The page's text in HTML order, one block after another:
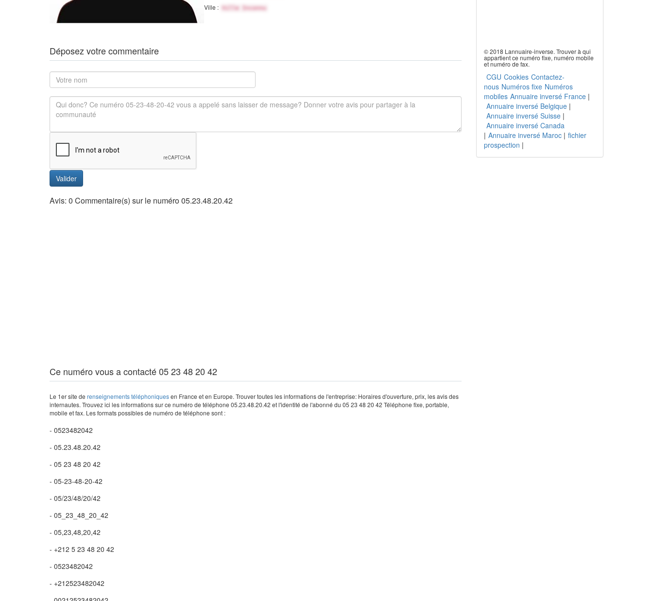
Ville : Ville Inconnu
Déposez votre commentaire
Valider
Avis: 0 Commentaire(s) sur le numéro 05.23.48.20.42
Ce numéro vous a contacté 05 23 48 20 42
Le 1er site de renseignements téléphoniquesen France et en Europe. Trouver toutes les informations de l'entreprise: Horaires d'ouverture, prix, les avis des
internautes. Trouvez ici les informations sur ce numéro de téléphone 05.23.48.20.42 et l'identité de l'abonné du 05 23 48 20 42 Téléphone fixe, portable,
mobile et fax. Les formats possibles de numéro de téléphone sont :
- 0523482042
- 05.23.48.20.42
- 05 23 48 20 42
- 05-23-48-20-42
- 05/23/48/20/42
- 05_23_48_20_42
- 05,23,48,20,42
- +212 5 23 48 20 42
- 0523482042
- +212523482042
© 2018 Lannuaire-inverse. Trouver à qui
appartient ce numéro fixe, numéro mobile
et numéro de fax.
CGU Cookies Contactez-
nous Numéros fixe Numéros
mobiles Annuaire inversé France|
Annuaire inversé Belgique|
Annuaire inversé Suisse|
Annuaire inversé Canada
| Annuaire inversé Maroc| fichier
prospection |